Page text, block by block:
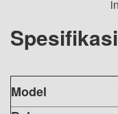
Spesifikasi
Model